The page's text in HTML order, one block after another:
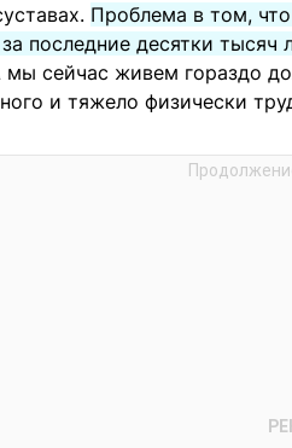
Проблема в том,
последние десятки
мы сейчас живем гораздо
и тяжело физически